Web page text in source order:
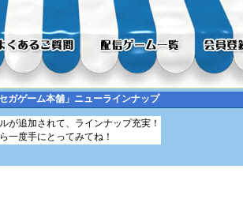
ガゲーム本舗」ニューラインナップ
が追加されて、ラインナップ充実！
一度手にとってみてね！